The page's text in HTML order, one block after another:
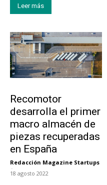
Leer más
Recomotor
desarrolla el primer
macro almacén de
piezas recuperadas
en España
Redacción Magazine Startups
-
18 agosto 2022